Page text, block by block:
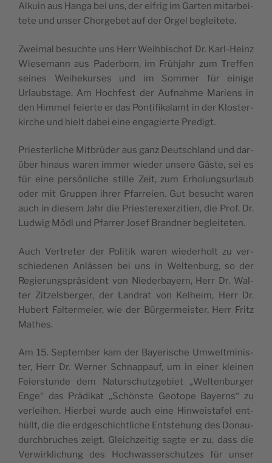
Alku­in aus Han­ga bei uns, der eif­rig im Gar­ten mit­ar­bei­
te­te und unser Chor­ge­bet auf der Orgel begleitete.
Zwei­mal besuch­te uns Herr Weih­bi­schof Dr. Karl-Heinz
Wie­se­mann aus Pader­born, im Früh­jahr zum Tref­fen
sei­nes Wei­he­kur­ses und im Som­mer für eini­ge
Urlaubs­ta­ge. Am Hoch­fest der Auf­nah­me Mari­ens in
den Him­mel fei­er­te er das Pon­ti­fi­kal­amt in der Klos­ter­
kir­che und hielt dabei eine enga­gier­te Predigt.
Pries­ter­li­che Mit­brü­der aus ganz Deutsch­land und dar­
über hin­aus waren immer wie­der unse­re Gäs­te, sei es
für eine per­sön­li­che stil­le Zeit, zum Erho­lungs­ur­laub
oder mit Grup­pen ihrer Pfar­rei­en. Gut besucht waren
auch in die­sem Jahr die Pries­ter­ex­er­zi­ti­en, die Prof. Dr.
Lud­wig Mödl und Pfar­rer Josef Brand­ner begleiteten.
Auch Ver­tre­ter der Poli­tik waren wie­der­holt zu ver­
schie­de­nen Anläs­sen bei uns in Wel­ten­burg, so der
Regie­rungs­prä­si­dent von Nie­der­bay­ern, Herr Dr. Wal­
ter Zit­zels­ber­ger, der Land­rat von Kel­heim, Herr Dr.
Hubert Fal­ter­mei­er, wie der Bür­ger­meis­ter, Herr Fritz
Mathes.
Am 15. Sep­tem­ber kam der Baye­ri­sche Umwelt­mi­nis­
ter, Herr Dr. Wer­ner Schnapp­auf, um in einer klei­nen
Fei­er­stun­de dem Natur­schutz­ge­biet „Wel­ten­bur­ger
Enge“ das Prä­di­kat „Schöns­te Geo­to­pe Bay­erns“ zu
ver­lei­hen. Hier­bei wur­de auch eine Hin­weis­ta­fel ent­
hüllt, die die erd­ge­schicht­li­che Ent­ste­hung des Donau­
durch­bru­ches zeigt. Gleich­zei­tig sag­te er zu, dass die
Ver­wirk­li­chung des Hoch­was­ser­schut­zes für unser